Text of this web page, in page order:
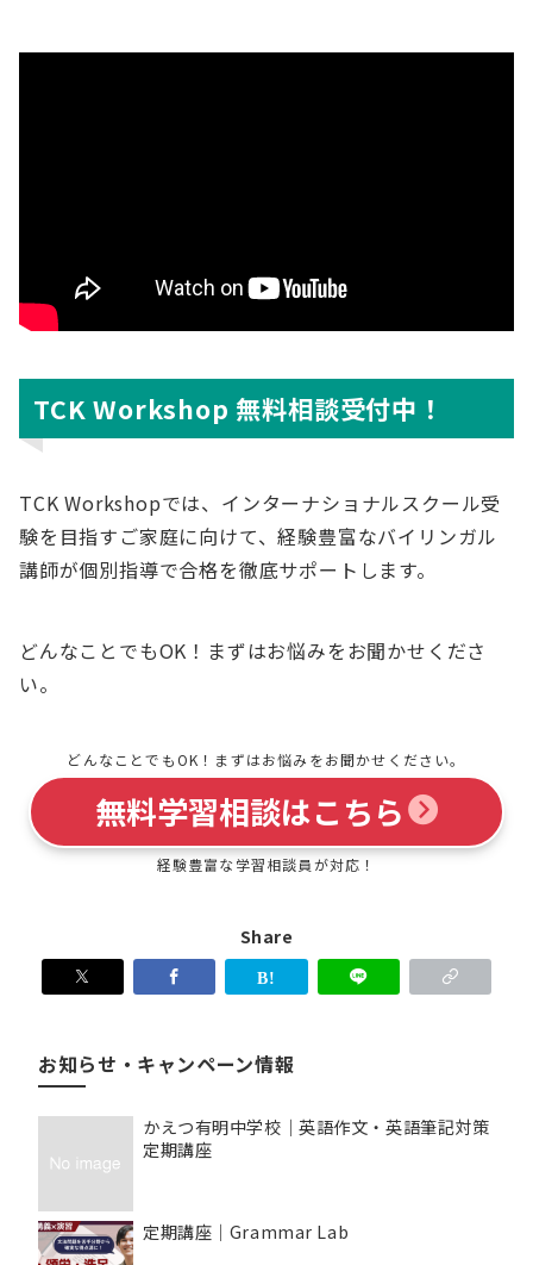
TCK Workshop 無料相談受付中！
TCK Workshopでは、インターナショナルスクール受
験を目指すご家庭に向けて、経験豊富なバイリンガル
講師が個別指導で合格を徹底サポートします。
どんなことでもOK！まずはお悩みをお聞かせくださ
い。
どんなことでもOK！まずはお悩みをお聞かせください。
無料学習相談はこちら
経験豊富な学習相談員が対応！
Share
お知らせ・キャンペーン情報
かえつ有明中学校｜英語作文・英語筆記対策
定期講座
定期講座｜Grammar Lab